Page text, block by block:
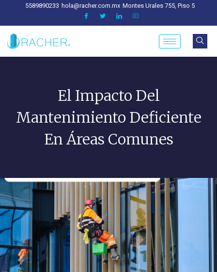
5589890233 hola@racher.com.mx Montes Urales 755, Piso 5
El Impacto Del
Mantenimiento Deficiente
En Áreas Comunes